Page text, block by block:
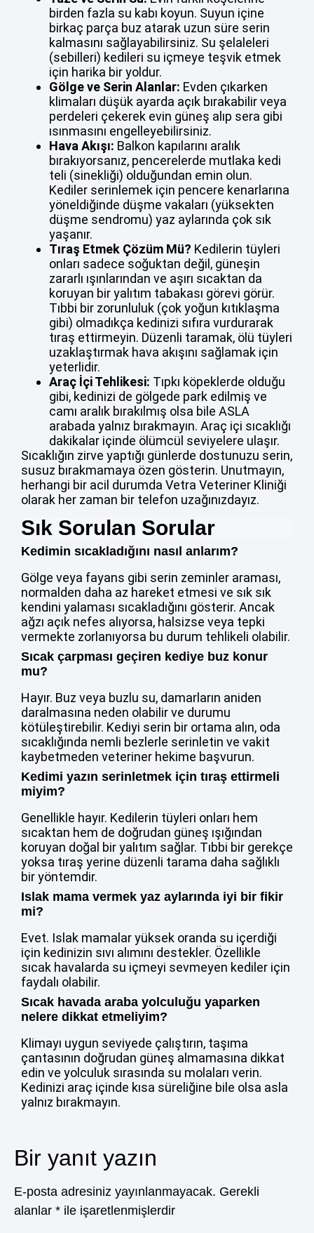
birden fazla su kabı koyun. Suyun içine
birkaç parça buz atarak uzun süre serin
kalmasını sağlayabilirsiniz. Su şelaleleri
(sebilleri) kedileri su içmeye teşvik etmek
için harika bir yoldur.
Gölge ve Serin Alanlar: Evden çıkarken
klimaları düşük ayarda açık bırakabilir veya
perdeleri çekerek evin güneş alıp sera gibi
ısınmasını engelleyebilirsiniz.
Hava Akışı: Balkon kapılarını aralık
bırakıyorsanız, pencerelerde mutlaka kedi
teli (sinekliği) olduğundan emin olun.
Kediler serinlemek için pencere kenarlarına
yöneldiğinde düşme vakaları (yüksekten
düşme sendromu) yaz aylarında çok sık
yaşanır.
Tıraş Etmek Çözüm Mü? Kedilerin tüyleri
onları sadece soğuktan değil, güneşin
zararlı ışınlarından ve aşırı sıcaktan da
koruyan bir yalıtım tabakası görevi görür.
Tıbbi bir zorunluluk (çok yoğun kıtıklaşma
gibi) olmadıkça kedinizi sıfıra vurdurarak
tıraş ettirmeyin. Düzenli taramak, ölü tüyleri
uzaklaştırmak hava akışını sağlamak için
yeterlidir.
Araç İçi Tehlikesi: Tıpkı köpeklerde olduğu
gibi, kedinizi de gölgede park edilmiş ve
camı aralık bırakılmış olsa bile ASLA
arabada yalnız bırakmayın. Araç içi sıcaklığı
dakikalar içinde ölümcül seviyelere ulaşır.
Sıcaklığın zirve yaptığı günlerde dostunuzu serin,
susuz bırakmamaya özen gösterin. Unutmayın,
herhangi bir acil durumda Vetra Veteriner Kliniği
olarak her zaman bir telefon uzağınızdayız.
Sık Sorulan Sorular
Kedimin sıcakladığını nasıl anlarım?
Gölge veya fayans gibi serin zeminler araması,
normalden daha az hareket etmesi ve sık sık
kendini yalaması sıcakladığını gösterir. Ancak
ağzı açık nefes alıyorsa, halsizse veya tepki
vermekte zorlanıyorsa bu durum tehlikeli olabilir.
Sıcak çarpması geçiren kediye buz konur
mu?
Hayır. Buz veya buzlu su, damarların aniden
daralmasına neden olabilir ve durumu
kötüleştirebilir. Kediyi serin bir ortama alın, oda
sıcaklığında nemli bezlerle serinletin ve vakit
kaybetmeden veteriner hekime başvurun.
Kedimi yazın serinletmek için tıraş ettirmeli
miyim?
Genellikle hayır. Kedilerin tüyleri onları hem
sıcaktan hem de doğrudan güneş ışığından
koruyan doğal bir yalıtım sağlar. Tıbbi bir gerekçe
yoksa tıraş yerine düzenli tarama daha sağlıklı
bir yöntemdir.
Islak mama vermek yaz aylarında iyi bir fikir
mi?
Evet. Islak mamalar yüksek oranda su içerdiği
için kedinizin sıvı alımını destekler. Özellikle
sıcak havalarda su içmeyi sevmeyen kediler için
faydalı olabilir.
Sıcak havada araba yolculuğu yaparken
nelere dikkat etmeliyim?
Klimayı uygun seviyede çalıştırın, taşıma
çantasının doğrudan güneş almamasına dikkat
edin ve yolculuk sırasında su molaları verin.
Kedinizi araç içinde kısa süreliğine bile olsa asla
yalnız bırakmayın.
Bir yanıt yazın
E-posta adresiniz yayınlanmayacak. Gerekli
alanlar * ile işaretlenmişlerdir